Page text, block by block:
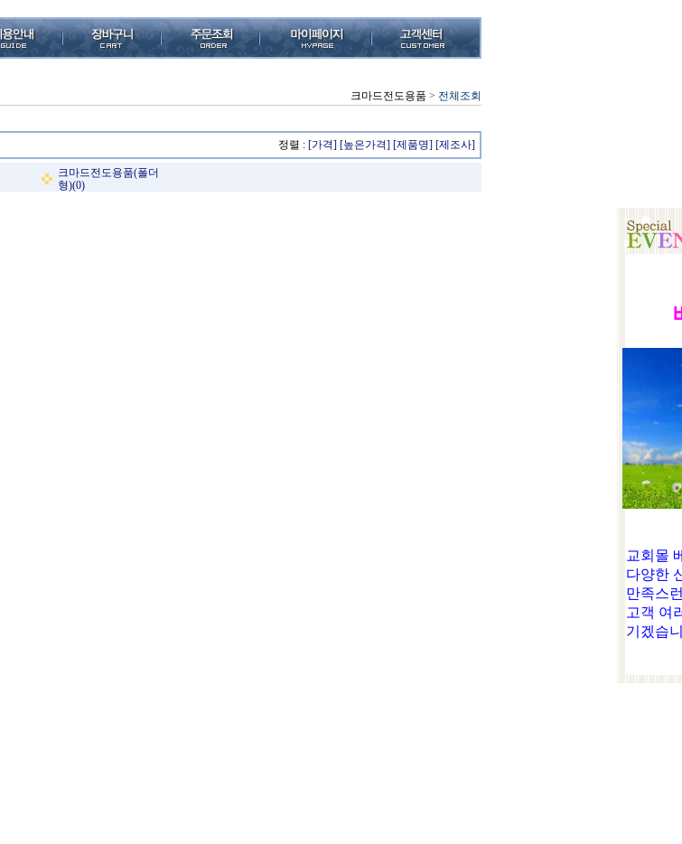
크마드전도용품 > 전체조회
정렬 : [가격] [높은가격] [제품명] [제조사]
크마드전도용품(폴더
형)(0)
교회몰
다양한
만족스
고객 여
기겠습